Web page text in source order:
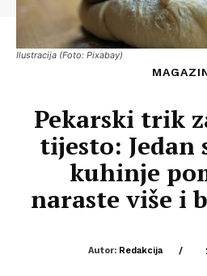
Ilustracija (Foto: Pixabay)
Pekarski trik
tijesto: Jedan
kuhinje
naraste više i
Autor: Redakcija /